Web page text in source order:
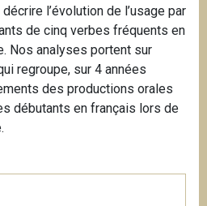
l’évolution de l’usage par
de cinq verbes fréquents en
Nos analyses portent sur
regroupe, sur 4 années
des productions orales
débutants en français lors de